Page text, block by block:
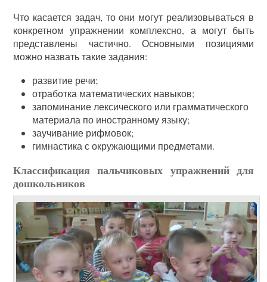
Что касается задач, то они могут реализовываться в
конкретном упражнении комплексно, а могут быть
представлены частично. Основными позициями
можно назвать такие задания:
развитие речи;
отработка математических навыков;
запоминание лексического или грамматического
материала по иностранному языку;
заучивание рифмовок;
гимнастика с окружающими предметами.
Классификация пальчиковых упражнений для
дошкольников